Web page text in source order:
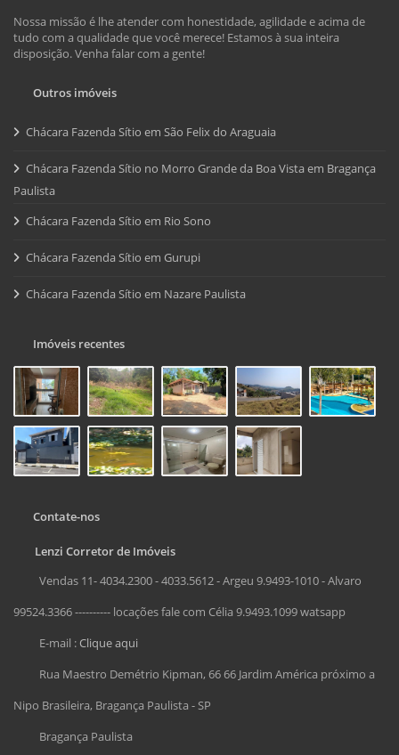
Nossa missão é lhe atender com honestidade, agilidade e acima de
tudo com a qualidade que você merece! Estamos à sua inteira
disposição. Venha falar com a gente!
Outros imóveis
Chácara Fazenda Sítio em São Felix do Araguaia
Chácara Fazenda Sítio no Morro Grande da Boa Vista em Bragança
Paulista
Chácara Fazenda Sítio em Rio Sono
Chácara Fazenda Sítio em Gurupi
Chácara Fazenda Sítio em Nazare Paulista
Imóveis recentes
Contate-nos
Lenzi Corretor de Imóveis
Vendas 11- 4034.2300 - 4033.5612 - Argeu 9.9493-1010 - Alvaro
99524.3366 ---------- locações fale com Célia 9.9493.1099 watsapp
E-mail :Clique aqui
Rua Maestro Demétrio Kipman, 66 66 Jardim América próximo a
Nipo Brasileira, Bragança Paulista - SP
Bragança Paulista